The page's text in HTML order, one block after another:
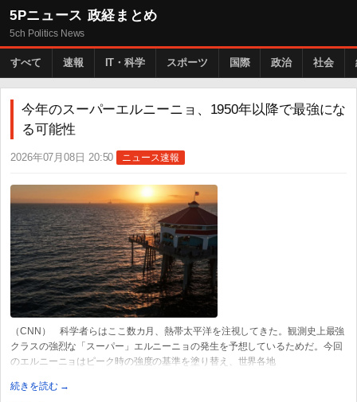
5Pニュース 政経まとめ
5ch Politics News
すべて 速報 IT・科学 スポーツ 国際 政治 社会
今年のスーパーエルニーニョ、1950年以降で最強にな
る可能性
2026年07月08日 20:50 ニュース速報
（CNN） 科学者らはここ数カ月、熱帯太平洋を注視してきた。観測史上最強
クラスの強烈な「スーパー」エルニーニョの発生を予想しているためだ。今回
のエルニーニョはピーク時の強度の基準を塗り替え、世界各地
続きを読む →